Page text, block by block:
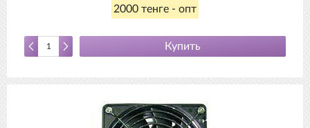
2000 тенге - опт
Купить